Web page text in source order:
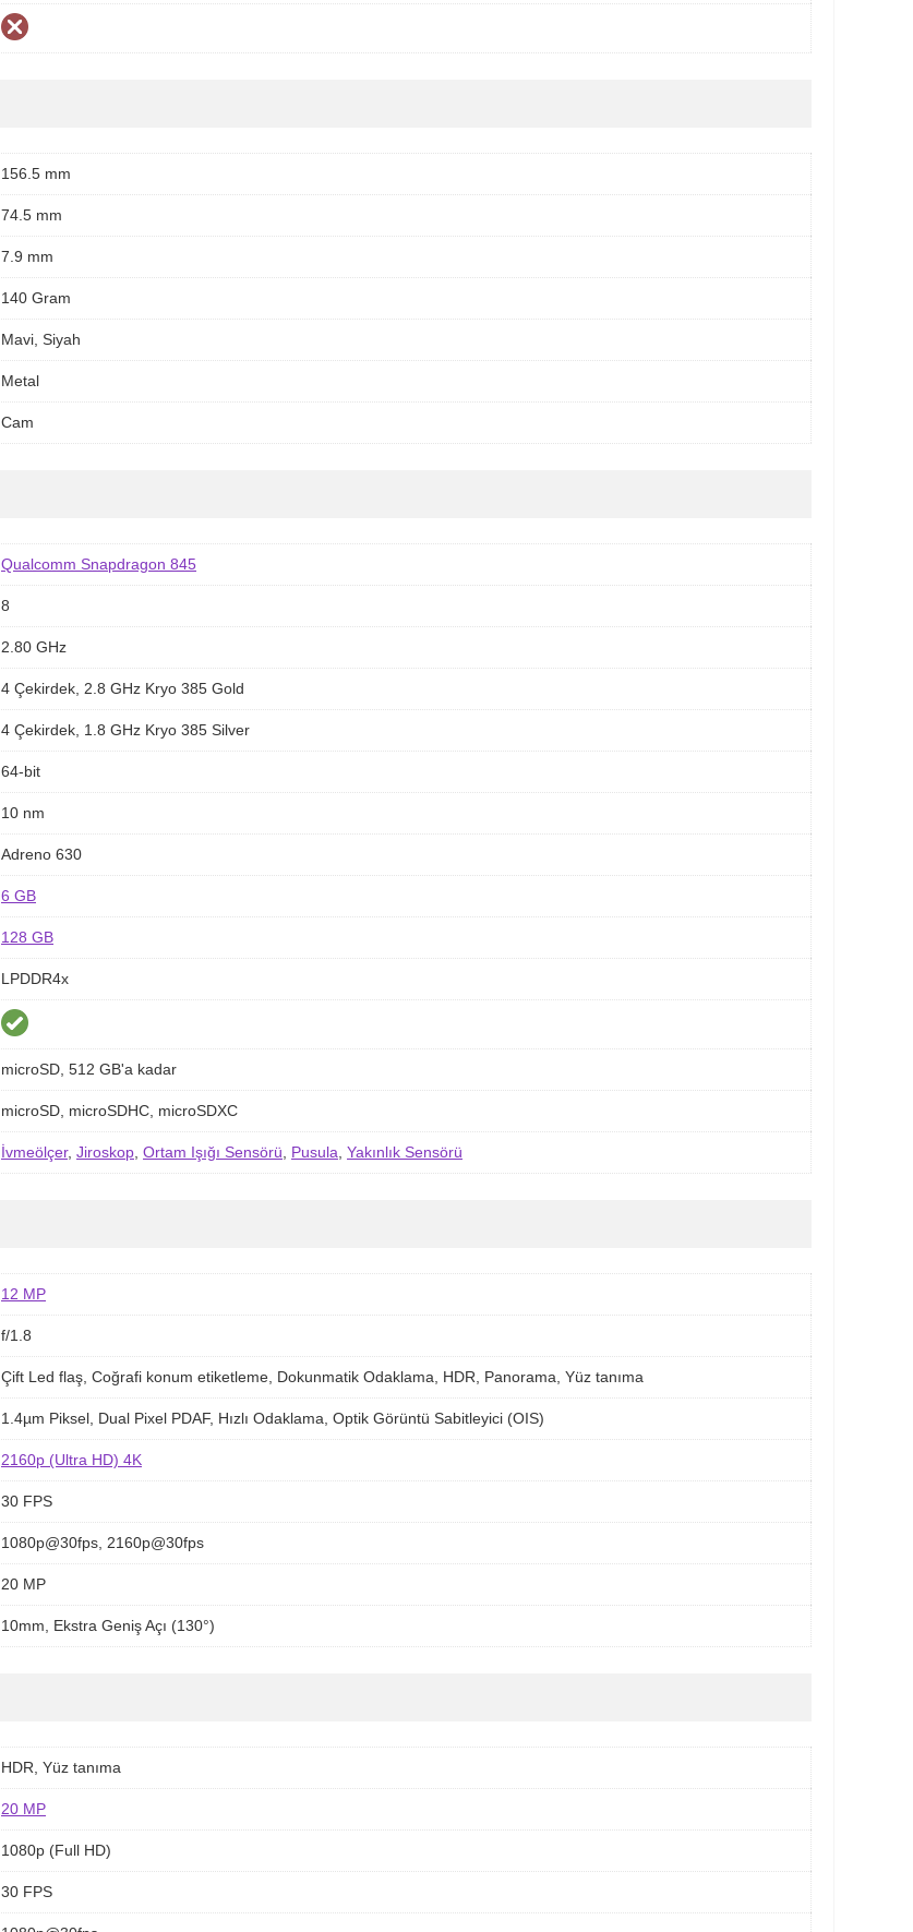
156.5 mm
74.5 mm
7.9 mm
140 Gram
Mavi, Siyah
Metal
Cam
Qualcomm Snapdragon 845
8
2.80 GHz
4 Çekirdek, 2.8 GHz Kryo 385 Gold
4 Çekirdek, 1.8 GHz Kryo 385 Silver
64-bit
10 nm
Adreno 630
6 GB
128 GB
LPDDR4x
microSD, 512 GB'a kadar
microSD, microSDHC, microSDXC
İvmeölçer, Jiroskop Ortam Işığı Sensörü Pusula Yakınlık Sensörü
12 MP
f/1.8
Çift Led flaş, Coğrafi konum etiketleme, Dokunmatik Odaklama, HDR, Panorama, Yüz tanıma
1.4µm Piksel, Dual Pixel PDAF, Hızlı Odaklama, Optik Görüntü Sabitleyici (OIS)
2160p (Ultra HD) 4K
30 FPS
1080p@30fps, 2160p@30fps
20 MP
10mm, Ekstra Geniş Açı (130°)
HDR, Yüz tanıma
20 MP
1080p (Full HD)
30 FPS